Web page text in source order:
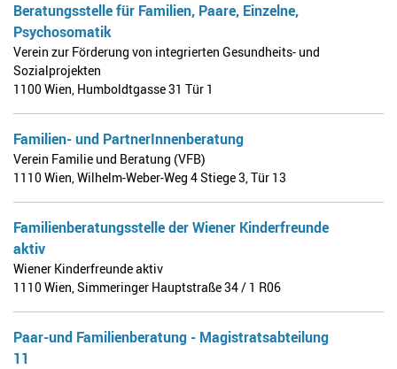
Beratungsstelle für Familien, Paare, Einzelne,
Psychosomatik
Verein zur Förderung von integrierten Gesundheits- und
Sozialprojekten
1100 Wien, Humboldtgasse 31 Tür 1
Familien- und PartnerInnenberatung
Verein Familie und Beratung (VFB)
1110 Wien,Wilhelm-Weber-Weg 4 Stiege 3, Tür 13
Familienberatungsstelle der Wiener Kinderfreunde
aktiv
Wiener Kinderfreunde aktiv
1110 Wien,Simmeringer Hauptstraße 34 / 1 R06
Paar-und Familienberatung - Magistratsabteilung
11